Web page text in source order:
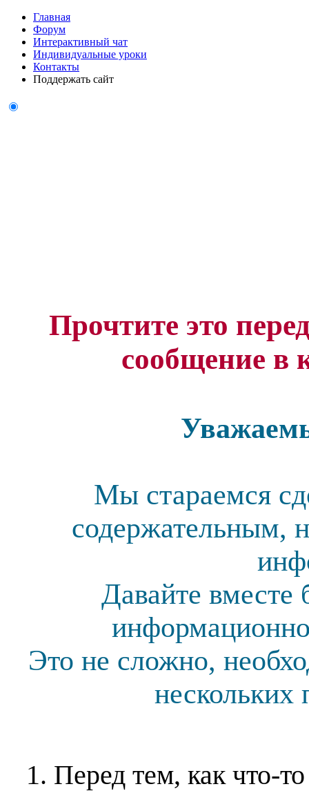
Главная
Форум
Интерактивный чат
Индивидуальные уроки
Контакты
Поддержать сайт
Прочтите это
сообщение в
Мы стараемся
содержательным,
Давайте вместе
Это не сложно,
нескольких
1. Перед тем, как что-